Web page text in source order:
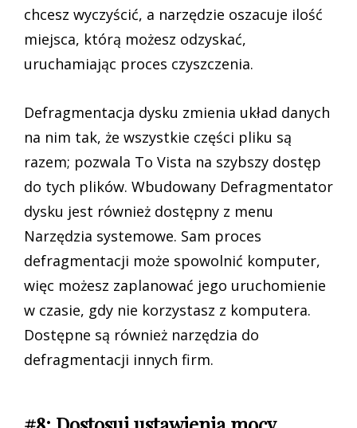
chcesz wyczyścić, a narzędzie oszacuje ilość
miejsca, którą możesz odzyskać,
uruchamiając proces czyszczenia.
Defragmentacja dysku zmienia układ danych
na nim tak, że wszystkie części pliku są
razem; pozwala To Vista na szybszy dostęp
do tych plików. Wbudowany Defragmentator
dysku jest również dostępny z menu
Narzędzia systemowe. Sam proces
defragmentacji może spowolnić komputer,
więc możesz zaplanować jego uruchomienie
w czasie, gdy nie korzystasz z komputera.
Dostępne są również narzędzia do
defragmentacji innych firm.